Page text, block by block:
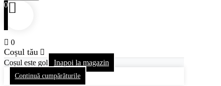
0
0
Coșul tău
Coșul este gol Inapoi la magazin
Continuă cumpărăturile